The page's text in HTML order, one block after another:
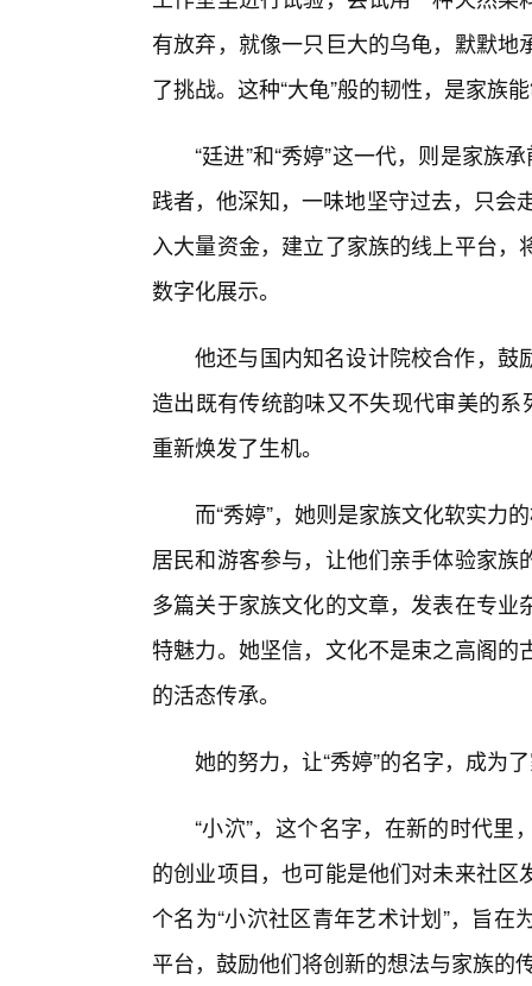
有放弃，就像一只巨大的乌龟，默默
了挑战。这种“大龟”般的韧性，是家族
“廷进”和“秀婷”这一代，则是家族
践者，他深知，一味地坚守过去，只会
入大量资金，建立了家族的线上平台
数字化展示。
他还与国内知名设计院校合作，鼓
造出既有传统韵味又不失现代审美的
重新焕发了生机。
而“秀婷”，她则是家族文化软实力
居民和游客参与，让他们亲手体验家
多篇关于家族文化的文章，发表在专
特魅力。她坚信，文化不是束之高阁
的活态传承。
她的努力，让“秀婷”的名字，成为
“小泬”，这个名字，在新的时代
的创业项目，也可能是他们对未来社
个名为“小泬社区青年艺术计划”，旨
平台，鼓励他们将创新的想法与家族的